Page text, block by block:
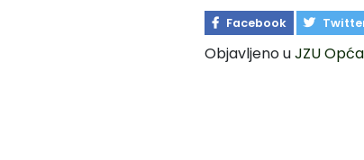
Facebook
Objavljeno uJZU